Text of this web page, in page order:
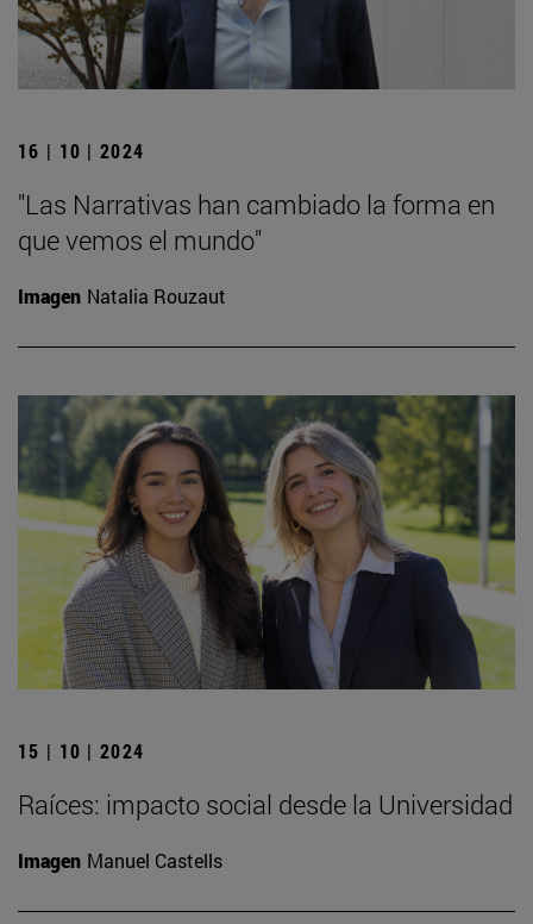
16 | 10 | 2024
"Las Narrativas han cambiado la forma en
que vemos el mundo"
Imagen Natalia Rouzaut
15 | 10 | 2024
Raíces: impacto social desde la Universidad
Imagen Manuel Castells